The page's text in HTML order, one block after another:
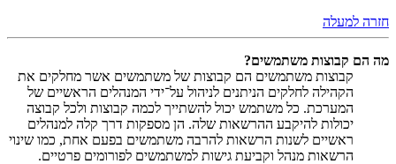
חזרה למעלה
מה הם קבוצות משתמשים?
קבוצות משתמשים הם קבוצות של משתמשים אשר מחלקים את
הקהילה לחלקים הניתנים לניהול על־ידי המנהלים הראשיים של
המערכת. כל משתמש יכול להשתייך לכמה קבוצות ולכל קבוצה
יכולות להיקבע ההרשאות שלה. הן מספקות דרך קלה למנהלים
ראשיים לשנות הרשאות להרבה משתמשים בפעם אחת, כמו שינוי
הרשאות מנהל וקביעת גישות למשתמשים לפורומים פרטיים.